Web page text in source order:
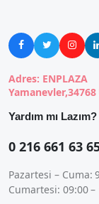
  
Adres: ENPLAZA
Yardım mı Lazım?
0 216 661 63
Pazartesi – Cuma:
Cumartesi: 09:00 –